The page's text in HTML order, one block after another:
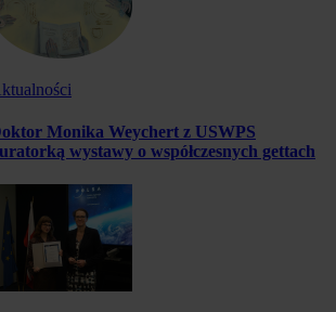
Monika Weychert z USWPS
wystawy o współczesnych gettach